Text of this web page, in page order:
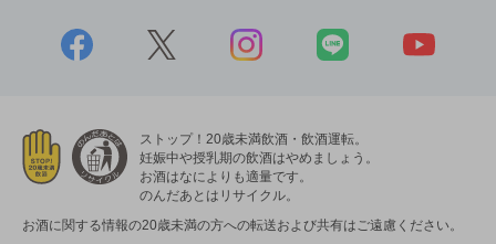
ストップ！20歳未満飲酒・飲酒運転。
妊娠中や授乳期の飲酒はやめましょう。
お酒はなによりも適量です。
のんだあとはリサイクル。
お酒に関する情報の20歳未満の方への転送および共有はご遠慮ください。